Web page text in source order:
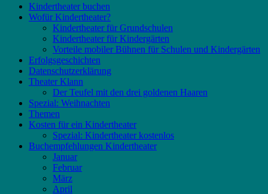
Kindertheater buchen
Wofür Kindertheater?
Kindertheater für Grundschulen
Kindertheater für Kindergärten
Vorteile mobiler Bühnen für Schulen und Kindergärten
Erfolgsgeschichten
Datenschutzerklärung
Theater Klann
Der Teufel mit den drei goldenen Haaren
Spezial: Weihnachten
Themen
Kosten für ein Kindertheater
Spezial: Kindertheater kostenlos
Buchempfehlungen Kindertheater
Januar
Februar
März
April